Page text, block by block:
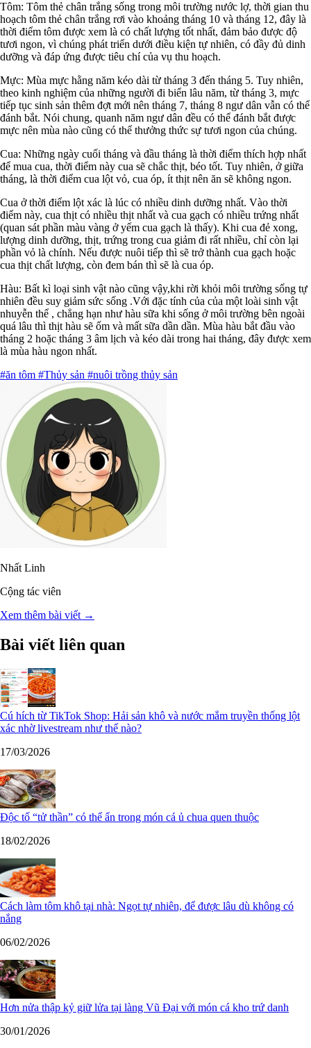
Tôm: Tôm thẻ chân trắng sống trong môi trường nước lợ, thời gian thu
hoạch tôm thẻ chân trắng rơi vào khoảng tháng 10 và tháng 12, đây là
thời điểm tôm được xem là có chất lượng tốt nhất, đảm bảo được độ
tươi ngon, vì chúng phát triển dưới điều kiện tự nhiên, có đầy đủ dinh
dưỡng và đáp ứng được tiêu chí của vụ thu hoạch.
Mực: Mùa mực hằng năm kéo dài từ tháng 3 đến tháng 5. Tuy nhiên,
theo kinh nghiệm của những người đi biển lâu năm, từ tháng 3, mực
tiếp tục sinh sản thêm đợt mới nên tháng 7, tháng 8 ngư dân vẫn có thể
đánh bắt. Nói chung, quanh năm ngư dân đều có thể đánh bắt được
mực nên mùa nào cũng có thể thưởng thức sự tươi ngon của chúng.
Cua: Những ngày cuối tháng và đầu tháng là thời điểm thích hợp nhất
để mua cua, thời điểm này cua sẽ chắc thịt, béo tốt. Tuy nhiên, ở giữa
tháng, là thời điểm cua lột vỏ, cua óp, ít thịt nên ăn sẽ không ngon.
Cua ở thời điểm lột xác là lúc có nhiều dinh dưỡng nhất. Vào thời
điểm này, cua thịt có nhiều thịt nhất và cua gạch có nhiều trứng nhất
(quan sát phần màu vàng ở yếm cua gạch là thấy). Khi cua đẻ xong,
lượng dinh dưỡng, thịt, trứng trong cua giảm đi rất nhiều, chỉ còn lại
phần vỏ là chính. Nếu được nuôi tiếp thì sẽ trở thành cua gạch hoặc
cua thịt chất lượng, còn đem bán thì sẽ là cua óp.
Hàu: Bất kì loại sinh vật nào cũng vậy,khi rời khỏi môi trường sống tự
nhiên đều suy giảm sức sống .Với đặc tính của của một loài sinh vật
nhuyễn thể , chẳng hạn như hàu sữa khi sống ở môi trường bên ngoài
quá lâu thì thịt hàu sẽ ốm và mất sữa dần dần. Mùa hàu bắt đầu vào
tháng 2 hoặc tháng 3 âm lịch và kéo dài trong hai tháng, đây được xem
là mùa hàu ngon nhất.
#ăn tôm #Thủy sản #nuôi trồng thủy sản
Nhất Linh
Cộng tác viên
Xem thêm bài viết →
Bài viết liên quan
Cú hích từ TikTok Shop: Hải sản khô và nước mắm truyền thống lột
xác nhờ livestream như thế nào?
17/03/2026
Độc tố “tử thần” có thể ẩn trong món cá ủ chua quen thuộc
18/02/2026
Cách làm tôm khô tại nhà: Ngọt tự nhiên, để được lâu dù không có
nắng
06/02/2026
Hơn nửa thập kỷ giữ lửa tại làng Vũ Đại với món cá kho trứ danh
30/01/2026